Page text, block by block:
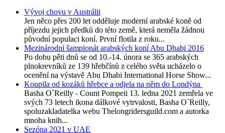
Vývoj chovu v Austrálii
Jen něco přes 200 let odděluje moderní arabské koně od
příjezdu jejich předků do této země, která neměla žádnou
původní populaci koní. První flotila z roku...
Mezinárodní šampionát arabských koní Abu Dhabi 2016
Po dobu pěti dnů se od 10.-14. února se 365 arabských
plnokrevníků ze 139 hřebčínů z celého světa ucházelo o
ocenění na výstavě Abu Dhabi International Horse Show...
Koupila od kozáků hřebce a odjela na něm do Londýna
Basha O´Reilly - Count Pompeii 13. ledna 2021 zemřela ve
svých 73 letech ikona dálkové vytrvalosti, Basha O´Reilly,
spoluzakladatelka webu Thelongridersguild.com a autorka
mnoha knih...
Sezóna 2021 v UAE